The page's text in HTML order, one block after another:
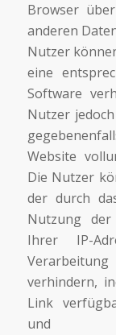
Browser
anderen
Nutzer
eine
Software
Nutzer
Website
Die Nutzer
der durch
Nutzung
Ihrer IP-
verhindern,
Link
und